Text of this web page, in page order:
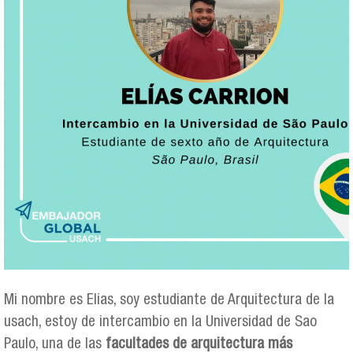
Mi nombre es Elias, soy estudiante de Arquitectura de la
usach, estoy de intercambio en la Universidad de Sao
Paulo, una de las facultades de arquitectura más